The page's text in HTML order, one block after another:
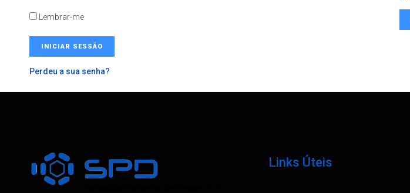
Lembrar-me
INICIAR SESSÃO
Perdeu a sua senha?
Links Úteis